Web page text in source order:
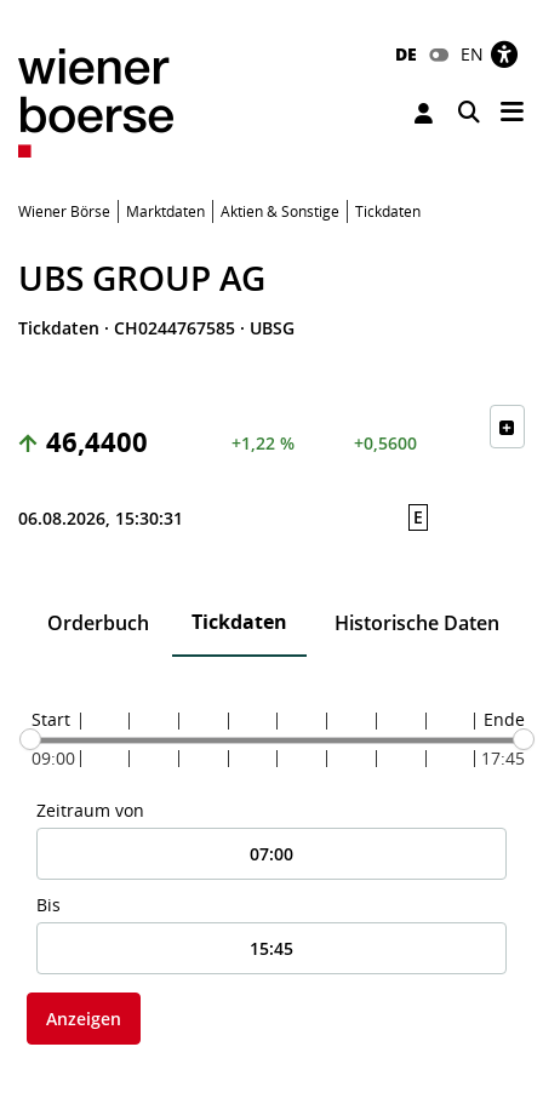
DE EN
Toggle
Wiener Börse Marktdaten Aktien & Sonstige Tickdaten
UBS GROUP AG
Tickdaten · CH0244767585 · UBSG
46,4400 +1,22 % +0,5600
06.08.2026, 15:30:31 E
Orderbuch Tickdaten Historische Daten
Start
09:00
Ende
17:45
Zeitraum von
Bis
Anzeigen